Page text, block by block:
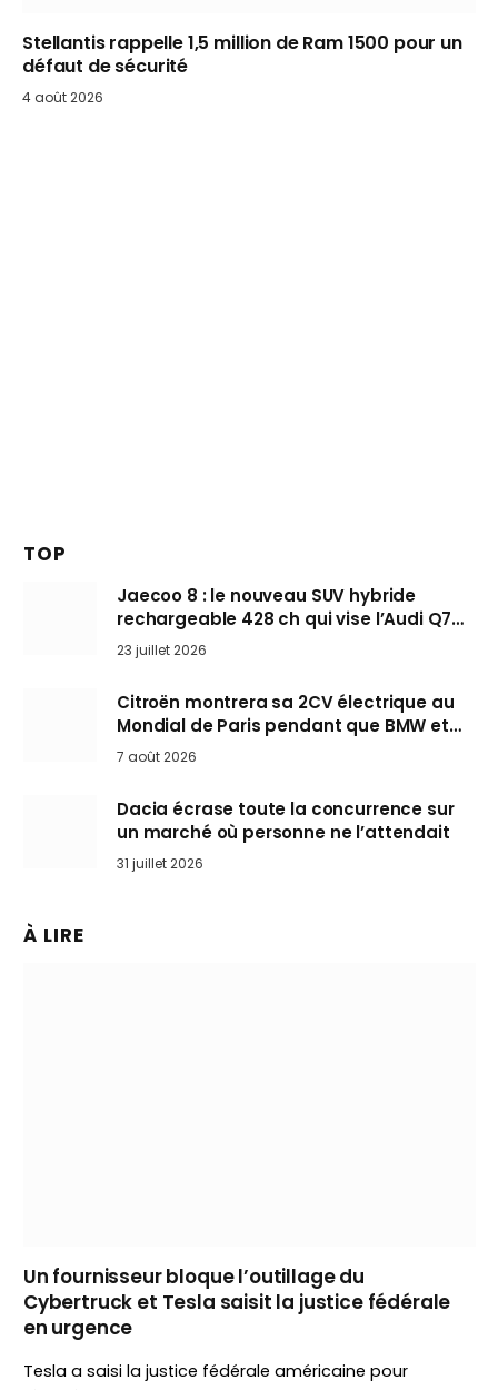
Stellantis rappelle 1,5 million de Ram 1500 pour un
défaut de sécurité
4 août 2026
TOP
Jaecoo 8 : le nouveau SUV hybride
rechargeable 428 ch qui vise l’Audi Q7
arrive en Europe cet automne
23 juillet 2026
Citroën montrera sa 2CV électrique au
Mondial de Paris pendant que BMW et
Mini désertent le salon
7 août 2026
Dacia écrase toute la concurrence sur
un marché où personne ne l’attendait
31 juillet 2026
À LIRE
Un fournisseur bloque l’outillage du
Cybertruck et Tesla saisit la justice fédérale
en urgence
Tesla a saisi la justice fédérale américaine pour